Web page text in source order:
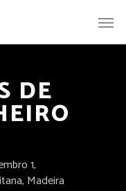
DE
1,
, Madeira